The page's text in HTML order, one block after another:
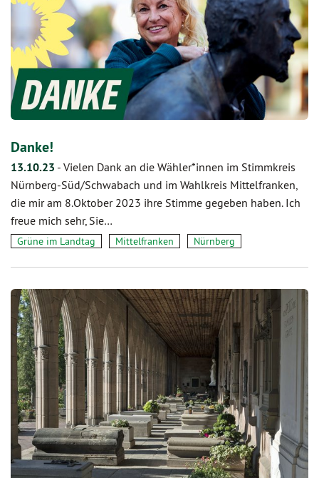
Danke!
13.10.23 - Vielen Dank an die Wähler*innen im Stimmkreis
Nürnberg-Süd/Schwabach und im Wahlkreis Mittelfranken,
die mir am 8.Oktober 2023 ihre Stimme gegeben haben. Ich
freue mich sehr, Sie…
Grüne im Landtag Mittelfranken Nürnberg